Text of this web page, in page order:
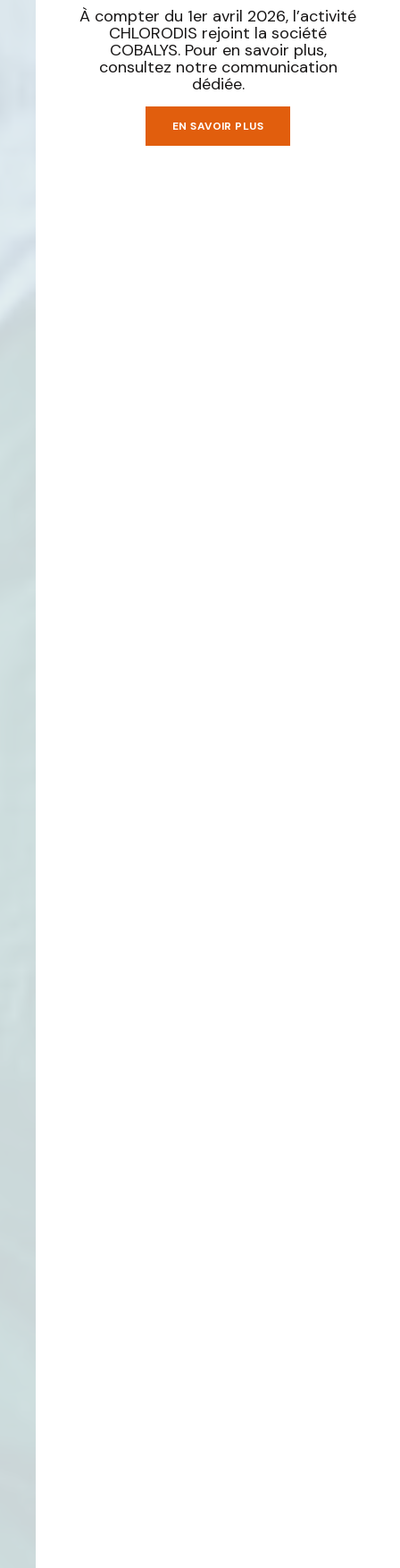
À compter du 1er avril 2026, l’activité
CHLORODIS rejoint la société
COBALYS. Pour en savoir plus,
consultez notre communication
dédiée.
EN SAVOIR PLUS